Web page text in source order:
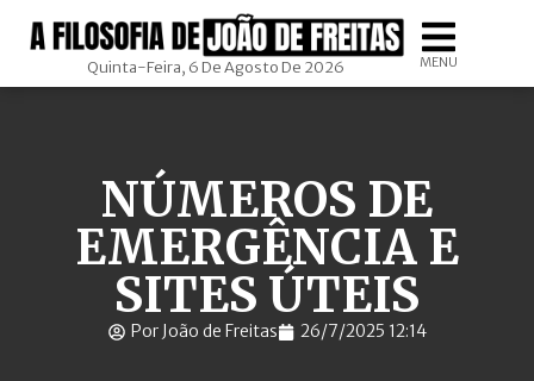
Quinta-Feira, 6 De Agosto De 2026 MENU
NÚMEROS DE
EMERGÊNCIA E
SITES ÚTEIS
Por João de Freitas 26/7/2025 12:14